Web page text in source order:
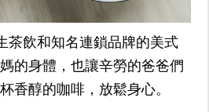
茶飲和知名連鎖品牌的美式
的身體，也讓辛勞的爸爸們
香醇的咖啡，放鬆身心。